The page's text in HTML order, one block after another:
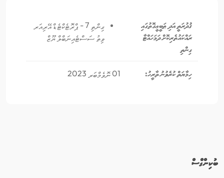
ޤުދުރަތީ އަދި ޠަބީޢީގޮތުގައި
ރައްކައުތެރިކޮށް ދަމަހައްޓާ
ގިންތި
ގިންތި 7 - ޕްރޮޓެކްޓެޑް އޭރިއަރ
ވިތު ސަސްޓެއިނަބްލް ޔޫޒް
ހިމާޔަތް ކުރެވުނު ތާރީހު: 01 ނޮވެމްބަރ 2023
ބުކިންގްސް